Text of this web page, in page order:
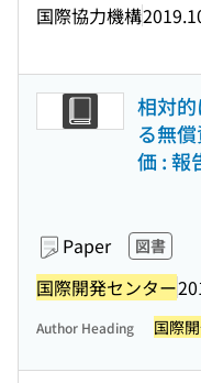
国際協力機構
相対
る無
価 : 報
Paper 図書
国際開発センター
Author Heading 国際